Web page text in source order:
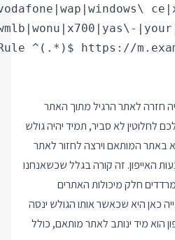
^(.*)$ https://
חזרה לאתר הרגיל מתוך האתר
לחלוטין לא סביר, תמיד יהיה גולש
המותאם וירצה לחזור לאתר
האייפון. זה קורה בגלל שכשאנחנו
חלק מיכולות האתרים
כאן היא שכאשר אותו הגולש ינסה
הוא מיד ינותב לאתר מותאם, כולל